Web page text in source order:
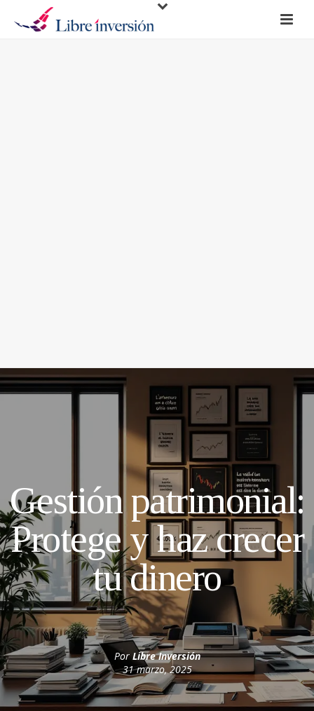
Gestión patrimonial:
Protege y haz crecer
tu dinero
PorLibre Inversión
31 marzo, 2025